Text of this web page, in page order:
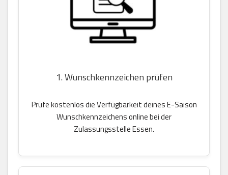
1. Wunschkennzeichen prüfen
Prüfe kostenlos die Verfügbarkeit deines E-Saison
Wunschkennzeichens online bei der
Zulassungsstelle Essen.